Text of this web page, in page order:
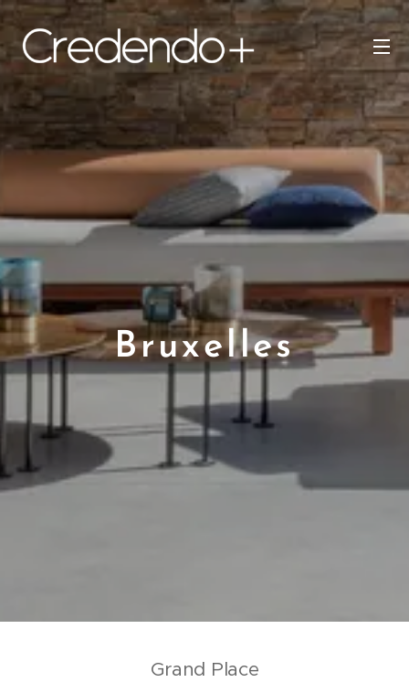
Bruxelles
Grand Place